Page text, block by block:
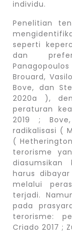
individu.
Penelitian
seperti
dan
Brouard,
Bove, dan
2020a ),
peraturan
2019 ;
radikalisasi (
(
terorisme
harus
melalui
terjadi.
pada
terorisme:
Criado 2017 ;